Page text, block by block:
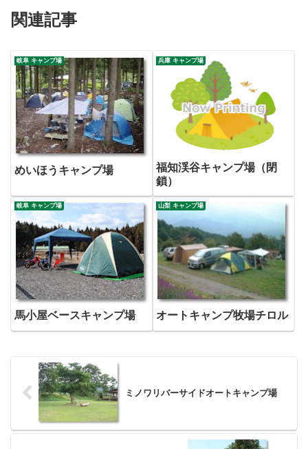
関連記事
岐阜 キャンプ場
めいほうキャンプ場
兵庫 キャンプ場
福知渓谷キャンプ場（閉
鎖）
岐阜 キャンプ場
馬小屋ベースキャンプ場
山梨 キャンプ場
オートキャンプ牧場チロル
ミノワリバーサイドオートキャンプ場